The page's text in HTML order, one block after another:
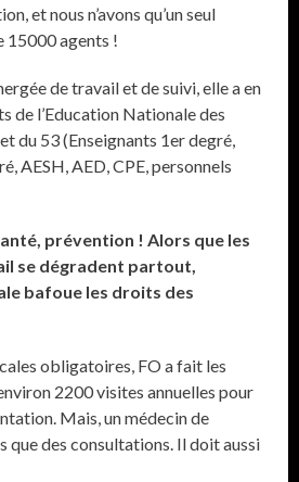
et nous n’avons qu’un seul
15000 agents !
de travail et de suivi, elle a en
de l’Education Nationale des
du 53 (Enseignants 1er degré,
AESH, AED, CPE, personnels
prévention ! Alors que les
se dégradent partout,
bafoue les droits des
obligatoires, FO a fait les
2200 visites annuelles pour
Mais, un médecin de
que des consultations. Il doit aussi